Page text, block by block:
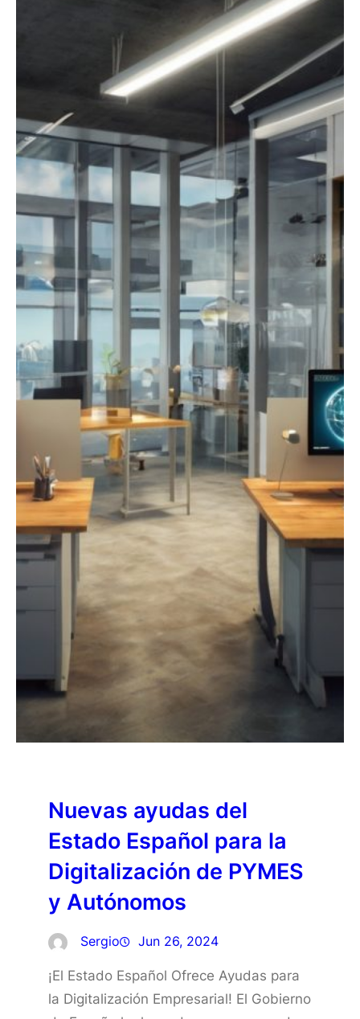
Nuevas ayudas del
Estado Español para la
Digitalización de PYMES
y Autónomos
Sergio Jun 26, 2024
¡El Estado Español Ofrece Ayudas para
la Digitalización Empresarial! El Gobierno